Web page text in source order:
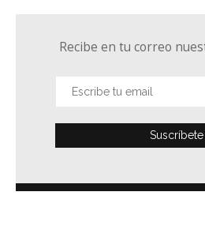
Recibe en tu correo